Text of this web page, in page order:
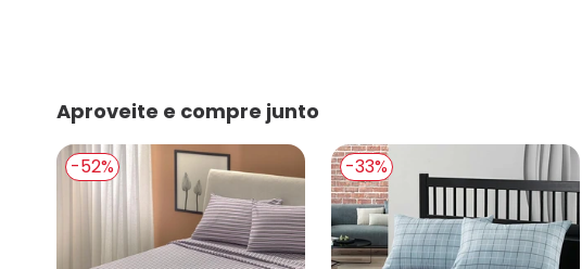
Aproveite e compre junto
-52% -33%